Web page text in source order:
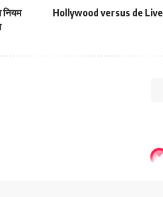
नियम
Hollywood versus de